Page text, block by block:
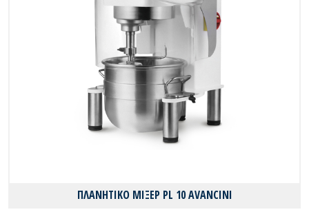
ΠΛΑΝΗΤΙΚΟ ΜΙΞΕΡ PL 10 AVANCINI